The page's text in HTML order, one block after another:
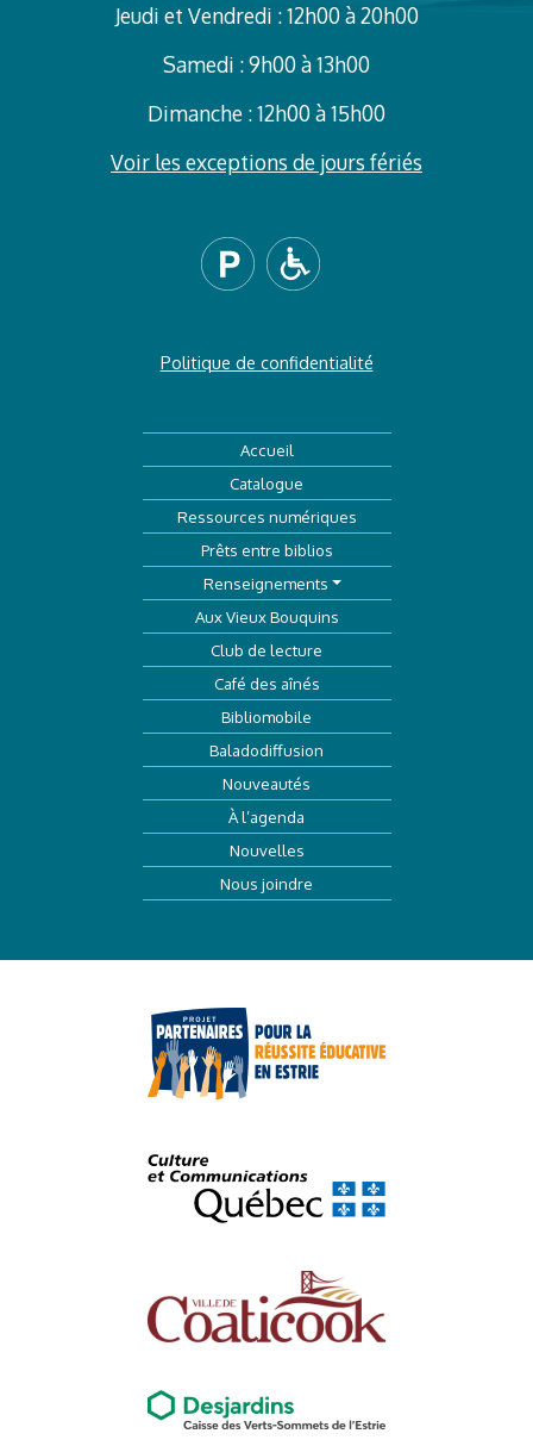
Jeudi et Vendredi : 12h00 à 20h00
Samedi : 9h00 à 13h00
Dimanche : 12h00 à 15h00
Voir les exceptions de jours fériés
Politique de confidentialité
Accueil
Catalogue
Ressources numériques
Prêts entre biblios
Renseignements
Aux Vieux Bouquins
Club de lecture
Café des aînés
Bibliomobile
Baladodiffusion
Nouveautés
À l’agenda
Nouvelles
Nous joindre